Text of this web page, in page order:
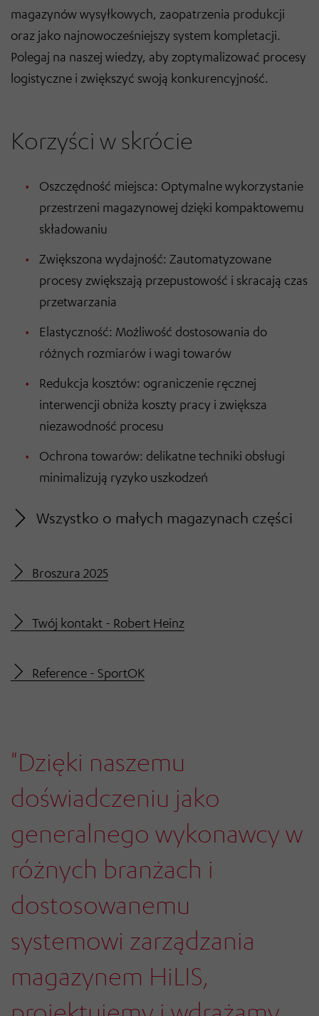
magazynów wysyłkowych, zaopatrzenia produkcji
oraz jako najnowocześniejszy system kompletacji.
Polegaj na naszej wiedzy, aby zoptymalizować procesy
logistyczne i zwiększyć swoją konkurencyjność.
Korzyści w skrócie
Oszczędność miejsca: Optymalne wykorzystanie
przestrzeni magazynowej dzięki kompaktowemu
składowaniu
Zwiększona wydajność: Zautomatyzowane
procesy zwiększają przepustowość i skracają czas
przetwarzania
Elastyczność: Możliwość dostosowania do
różnych rozmiarów i wagi towarów
Redukcja kosztów: ograniczenie ręcznej
interwencji obniża koszty pracy i zwiększa
niezawodność procesu
Ochrona towarów: delikatne techniki obsługi
minimalizują ryzyko uszkodzeń
Wszystko o małych magazynach części
Broszura 2025
Twój kontakt - Robert Heinz
Reference - SportOK
"Dzięki naszemu
doświadczeniu jako
generalnego wykonawcy w
różnych branżach i
dostosowanemu
systemowi zarządzania
magazynem HiLIS,